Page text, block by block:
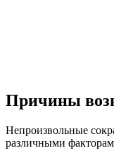
Причины
Непроизвольные
различными